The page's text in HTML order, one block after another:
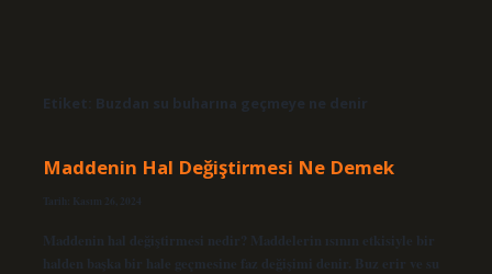
Etiket: Buzdan su buharına geçmeye ne denir
Maddenin Hal Değiştirmesi Ne Demek
Tarih: Kasım 26, 2024
Maddenin hal değiştirmesi nedir? Maddelerin ısının etkisiyle bir
halden başka bir hale geçmesine faz değişimi denir. Buz erir ve su